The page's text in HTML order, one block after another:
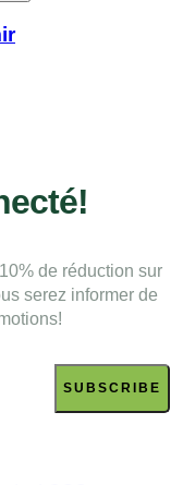
de réduction sur
serez informer de
SUBSCRIBE